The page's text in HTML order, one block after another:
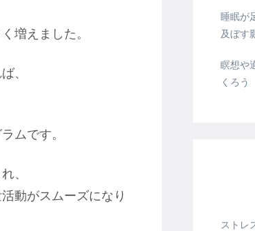
増えました。
、
ムです。
、
動がスムーズになり
睡眠が
及ぼす
瞑想や
くろう
ストレ